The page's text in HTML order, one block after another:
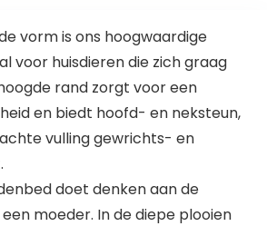
vorm is ons hoogwaardige
voor huisdieren die zich graag
rand zorgt voor een
en biedt hoofd- en neksteun,
vulling gewrichts- en
doet denken aan de
moeder. In de diepe plooien